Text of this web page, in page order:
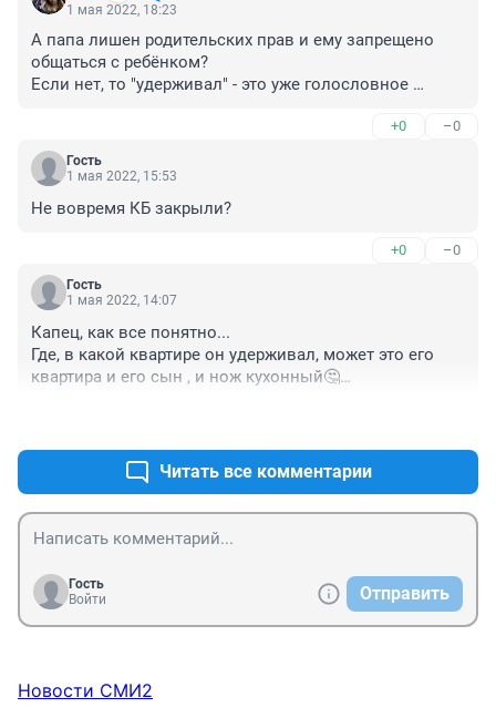
1 мая 2022, 18:23
А папа лишен родительских прав и ему запрещено
общаться с ребёнком?
Если нет, то "удерживал" - это уже голословное
+0 –0
Гость
1 мая 2022, 15:53
Не вовремя КБ закрыли?
+0 –0
Гость
1 мая 2022, 14:07
Капец, как все понятно...
Где, в какой квартире он удерживал, может это его
квартира и его сын , и нож кухонный🤔
Читать все комментарии
Гость
Войти
Отправить
Новости СМИ2